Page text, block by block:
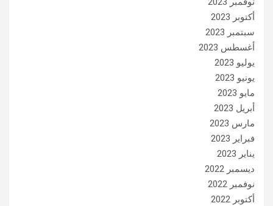
أكتوبر 2023
سبتمبر 2023
أغسطس 2023
يوليو 2023
يونيو 2023
مايو 2023
أبريل 2023
مارس 2023
فبراير 2023
يناير 2023
ديسمبر 2022
نوفمبر 2022
أكتوبر 2022